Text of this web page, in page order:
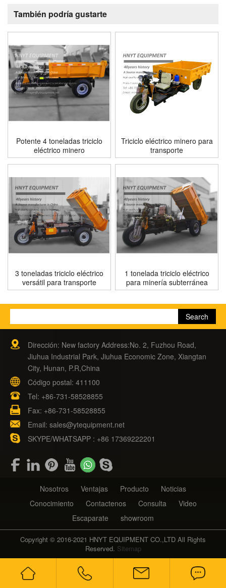
También podría gustarte
Potente 4 toneladas triciclo
eléctrico minero
Triciclo eléctrico minero para
transporte
3 toneladas triciclo eléctrico
versátil para transporte
1 tonelada triciclo eléctrico
para minería subterránea
Dirección: New factory Address:No. 2, Fuzhou Road,
Jiuhua Industrial Park, Jiuhua Economic Zone, Xiangtan
City, Hunan, P.R,China
Código postal: 411100
Tel: +86-731-58528855
Fax: +86-731-58528855
Email: sales@ytequipment.net
SKYPE/WHATSAPP : +86 17369222201
Nosotros Ventajas Producto
Noticias
Conocimiento
Contactenos Consulta
Video
Escaparate
showroom
Copyright © 2016-2021 HNYT EQUIPMENT CO.,LTD All Rights
Reserved. Sitemap